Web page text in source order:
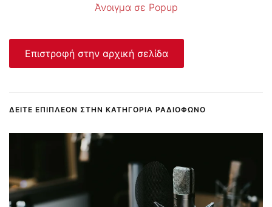
Άνοιγμα σε Popup
Επιστροφή στην αρχική σελίδα
ΔΕΊΤΕ ΕΠΙΠΛΈΟΝ ΣΤΗΝ ΚΑΤΗΓΟΡΊΑ ΡΑΔΙΌΦΩΝΟ